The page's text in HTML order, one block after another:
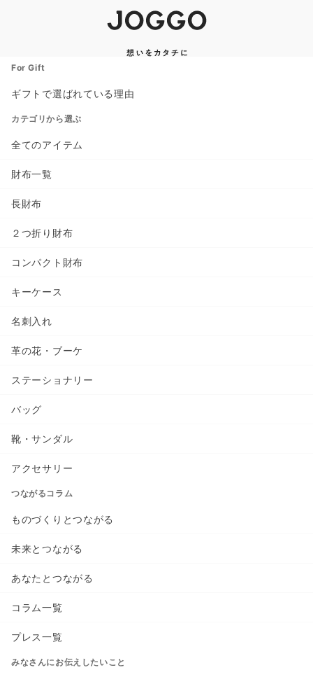
For Gift
ギフトで選ばれている理由
カテゴリから選ぶ
全てのアイテム
財布一覧
長財布
２つ折り財布
コンパクト財布
キーケース
名刺入れ
革の花・ブーケ
ステーショナリー
バッグ
靴・サンダル
アクセサリー
つながるコラム
ものづくりとつながる
未来とつながる
あなたとつながる
コラム一覧
プレス一覧
みなさんにお伝えしたいこと